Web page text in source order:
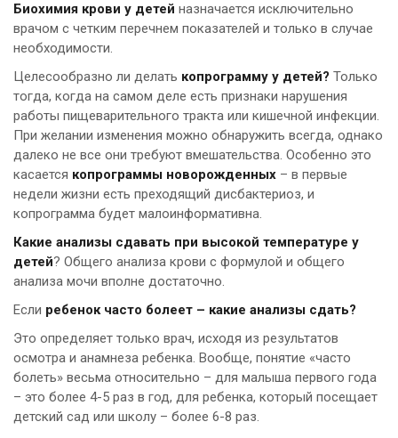
Биохимия крови у детей назначается исключительно
врачом с четким перечнем показателей и только в случае
необходимости.
Целесообразно ли делать копрограмму у детей? Только
тогда, когда на самом деле есть признаки нарушения
работы пищеварительного тракта или кишечной инфекции.
При желании изменения можно обнаружить всегда, однако
далеко не все они требуют вмешательства. Особенно это
касается копрограммы новорожденных – в первые
недели жизни есть преходящий дисбактериоз, и
копрограмма будет малоинформативна.
Какие анализы сдавать при высокой температуре у
детей? Общего анализа крови с формулой и общего
анализа мочи вполне достаточно.
Если ребенок часто болеет – какие анализы сдать?
Это определяет только врач, исходя из результатов
осмотра и анамнеза ребенка. Вообще, понятие «часто
болеть» весьма относительно – для малыша первого года
– это более 4-5 раз в год, для ребенка, который посещает
детский сад или школу – более 6-8 раз.